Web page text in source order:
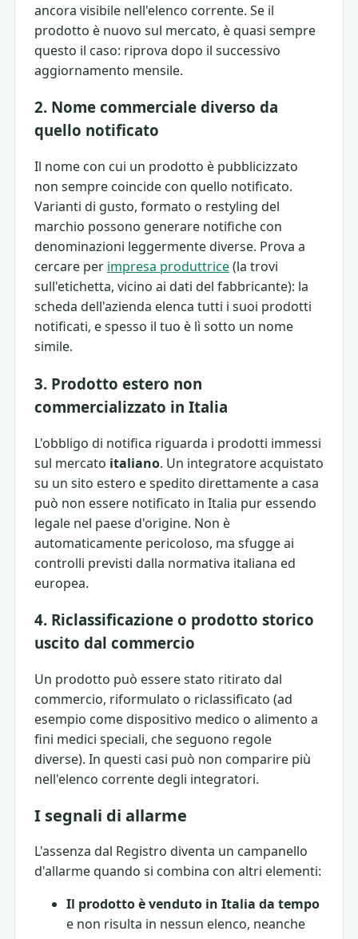
ancora visibile nell'elenco corrente. Se il
prodotto è nuovo sul mercato, è quasi sempre
questo il caso: riprova dopo il successivo
aggiornamento mensile.
2. Nome commerciale diverso da
quello notificato
Il nome con cui un prodotto è pubblicizzato
non sempre coincide con quello notificato.
Varianti di gusto, formato o restyling del
marchio possono generare notifiche con
denominazioni leggermente diverse. Prova a
cercare per impresa produttrice(la trovi
sull'etichetta, vicino ai dati del fabbricante): la
scheda dell'azienda elenca tutti i suoi prodotti
notificati, e spesso il tuo è lì sotto un nome
simile.
3. Prodotto estero non
commercializzato in Italia
L'obbligo di notifica riguarda i prodotti immessi
sul mercato italiano. Un integratore acquistato
su un sito estero e spedito direttamente a casa
può non essere notificato in Italia pur essendo
legale nel paese d'origine. Non è
automaticamente pericoloso, ma sfugge ai
controlli previsti dalla normativa italiana ed
europea.
4. Riclassificazione o prodotto storico
uscito dal commercio
Un prodotto può essere stato ritirato dal
commercio, riformulato o riclassificato (ad
esempio come dispositivo medico o alimento a
fini medici speciali, che seguono regole
diverse). In questi casi può non comparire più
nell'elenco corrente degli integratori.
I segnali di allarme
L'assenza dal Registro diventa un campanello
d'allarme quando si combina con altri elementi:
Il prodotto è venduto in Italia da tempo
e non risulta in nessun elenco, neanche